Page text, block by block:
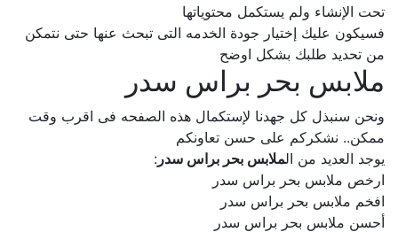
تحت الإنشاء ولم يستكمل محتوياتها
فسيكون عليك إختيار جودة الخدمه التى تبحث عنها حتى نتمكن
من تحديد طلبك بشكل اوضح
ملابس بحر براس سدر
ونحن سنبذل كل جهدنا لإستكمال هذه الصفحه فى اقرب وقت
ممكن.. نشكركم على حسن تعاونكم
يوجد العديد من ال ملابس بحر براس سدر:
ارخص ملابس بحر براس سدر
افخم ملابس بحر براس سدر
أحسن ملابس بحر براس سدر